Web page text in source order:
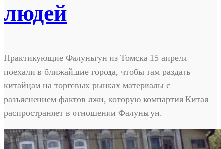
людей
Практикующие Фалуньгун из Томска 15 апреля
поехали в ближайшие города, чтобы там раздать
китайцам на торговых рынках материалы с
разъяснением фактов лжи, которую компартия Китая
распространяет в отношении Фалуньгун.